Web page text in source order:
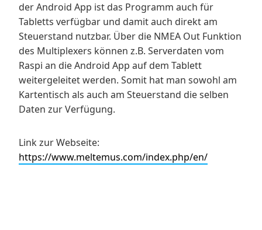
der Android App ist das Programm auch für
Tabletts verfügbar und damit auch direkt am
Steuerstand nutzbar. Über die NMEA Out Funktion
des Multiplexers können z.B. Serverdaten vom
Raspi an die Android App auf dem Tablett
weitergeleitet werden. Somit hat man sowohl am
Kartentisch als auch am Steuerstand die selben
Daten zur Verfügung.
Link zur Webseite:
https://www.meltemus.com/index.php/en/